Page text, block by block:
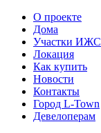
О проекте
Дома
Участки ИЖС
Локация
Как купить
Новости
Контакты
Город L-Town
Девелоперам